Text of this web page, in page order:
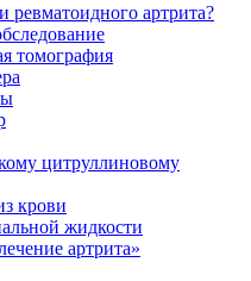
ревматоидного артрита?
томография
цитруллиновому
крови
жидкости
артрита»